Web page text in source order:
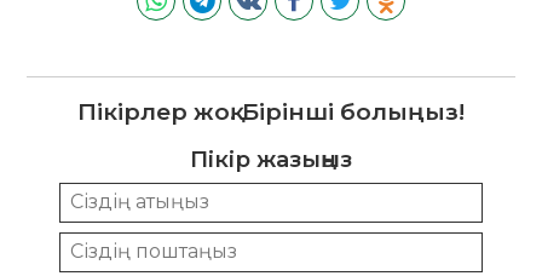
Пікірлер жоқ. Бірінші болыңыз!
Пікір жазыңыз